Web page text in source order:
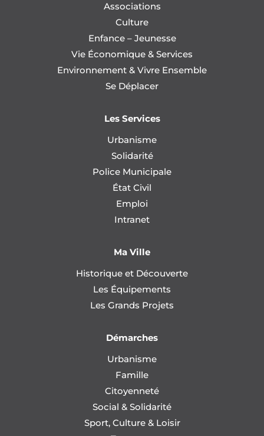
Associations
Culture
Enfance – Jeunesse
Vie Économique & Services
Environnement & Vivre Ensemble
Se Déplacer
Les Services
Urbanisme
Solidarité
Police Municipale
État Civil
Emploi
Intranet
Ma Ville
Historique et Découverte
Les Équipements
Les Grands Projets
Démarches
Urbanisme
Famille
Citoyenneté
Social & Solidarité
Sport, Culture & Loisir